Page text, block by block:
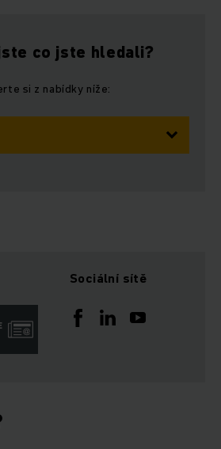
co jste hledali?
si z nabídky níže:
Sociální sítě